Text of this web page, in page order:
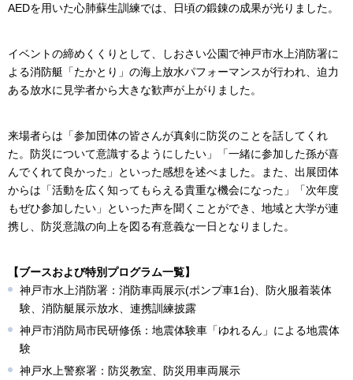
AEDを用いた心肺蘇生訓練では、日頃の鍛錬の成果が光りました。
イベントの締めくくりとして、しおさい公園で神戸市水上消防署に
よる消防艇「たかとり」の海上放水パフォーマンスが行われ、迫力
ある放水に見学者から大きな歓声が上がりました。
来場者らは「参加団体の皆さんが真剣に防災のことを話してくれ
た。防災について意識するようにしたい」「一緒に参加した孫が喜
んでくれて良かった」といった感想を述べました。また、出展団体
からは「活動を広く知ってもらえる貴重な機会になった」「次年度
もぜひ参加したい」といった声を聞くことができ、地域と大学が連
携し、防災意識の向上を図る有意義な一日となりました。
【ブースおよび特別プログラム一覧】
神戸市水上消防署：消防車両展示(ポンプ車1台)、防火服着装体
験、消防艇展示放水、連携訓練披露
神戸市消防局市民研修係：地震体験車「ゆれるん」による地震体
験
神戸水上警察署：防災教室、防災用車両展示